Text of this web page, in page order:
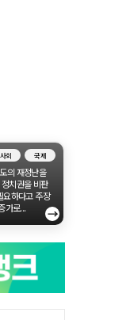
사회 국제
의 재정난을
치권을 비판
요하다고 주장
가로...
→